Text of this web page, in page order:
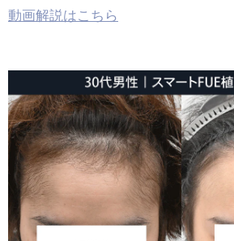
動画解説はこちら